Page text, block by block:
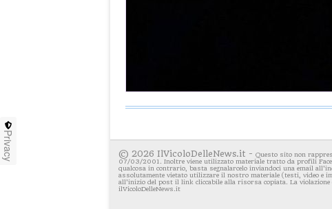
© 2026 IlVicoloDelleNews.it - Questo sito non
07/03/2001. Inoltre viene utilizzato materiale tratto da profili
qualcosa in contrario, basta segnalarcelo inviandoci una email
assolutamente vietato utilizzare il nostro materiale (testi, video e
all'inizio del post il link cliccabile alla risorsa copiata. La
ilVicoloDelleNews.it
Privacy